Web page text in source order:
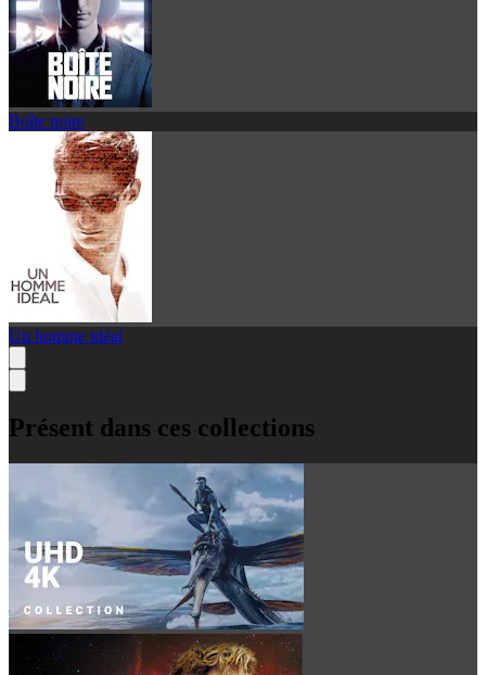
Boîte noire
Un homme idéal
Présent dans ces collections